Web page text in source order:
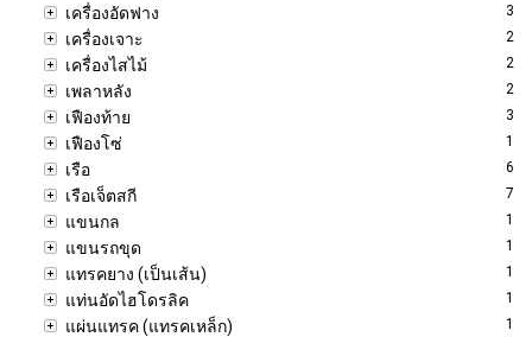
เครื่องอัดฟาง 3
เครื่องเจาะ 2
เครื่องไสไม้ 2
เพลาหลัง 2
เฟืองท้าย 3
เฟืองโซ่ 1
เรือ 6
เรือเจ็ตสกี 7
แขนกล 1
แขนรถขุด 1
แทรคยาง (เป็นเส้น) 1
แท่นอัดไฮโดรลิค 1
แผ่นแทรค (แทรคเหล็ก) 1